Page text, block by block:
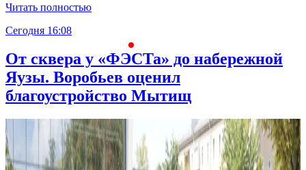
Читать полностью
Сегодня 16:08
От сквера у «ФЭСТа» до набережной
Яузы. Воробьев оценил
благоустройство Мытищ